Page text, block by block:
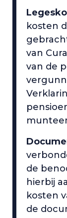
kosten
van
van de
de
hierbij
kosten
de